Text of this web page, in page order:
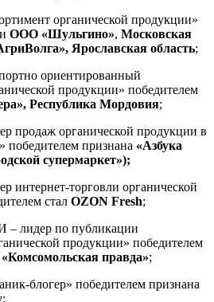
органической продукции»
ООО «Шульгино», Московская
Ярославская область;
ориентированный
продукции» победителем
Республика Мордовия;
продаж органической продукции в
победителем признана «Азбука
супермаркет»);
интернет-торговли органической
стал OZON Fresh;
лидер по публикации
продукции» победителем
«Комсомольская правда»;
блогер» победителем признана
;